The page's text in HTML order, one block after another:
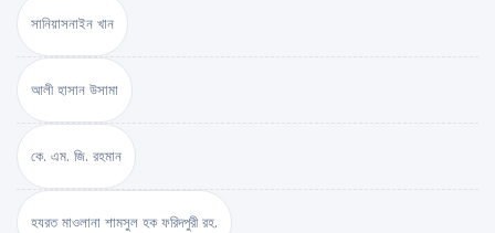
সানিয়াসনাইন খান
আলী হাসান উসামা
কে. এম. জি. রহমান
হযরত মাওলানা শামসুল হক ফরিদপুরী রহ.